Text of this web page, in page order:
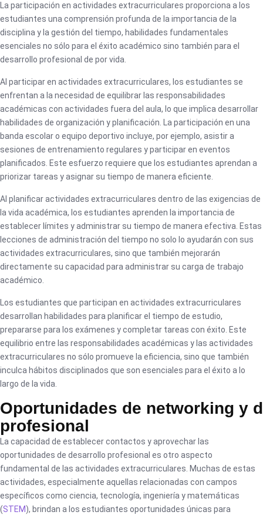
La participación en actividades extracurriculares proporciona a los
estudiantes una comprensión profunda de la importancia de la
disciplina y la gestión del tiempo, habilidades fundamentales
esenciales no sólo para el éxito académico sino también para el
desarrollo profesional de por vida.
Al participar en actividades extracurriculares, los estudiantes se
enfrentan a la necesidad de equilibrar las responsabilidades
académicas con actividades fuera del aula, lo que implica desarrollar
habilidades de organización y planificación. La participación en una
banda escolar o equipo deportivo incluye, por ejemplo, asistir a
sesiones de entrenamiento regulares y participar en eventos
planificados. Este esfuerzo requiere que los estudiantes aprendan a
priorizar tareas y asignar su tiempo de manera eficiente.
Al planificar actividades extracurriculares dentro de las exigencias de
la vida académica, los estudiantes aprenden la importancia de
establecer límites y administrar su tiempo de manera efectiva. Estas
lecciones de administración del tiempo no solo lo ayudarán con sus
actividades extracurriculares, sino que también mejorarán
directamente su capacidad para administrar su carga de trabajo
académico.
Los estudiantes que participan en actividades extracurriculares
desarrollan habilidades para planificar el tiempo de estudio,
prepararse para los exámenes y completar tareas con éxito. Este
equilibrio entre las responsabilidades académicas y las actividades
extracurriculares no sólo promueve la eficiencia, sino que también
inculca hábitos disciplinados que son esenciales para el éxito a lo
largo de la vida.
Oportunidades de networking y
profesional
La capacidad de establecer contactos y aprovechar las
oportunidades de desarrollo profesional es otro aspecto
fundamental de las actividades extracurriculares. Muchas de estas
actividades, especialmente aquellas relacionadas con campos
específicos como ciencia, tecnología, ingeniería y matemáticas
(STEM), brindan a los estudiantes oportunidades únicas para